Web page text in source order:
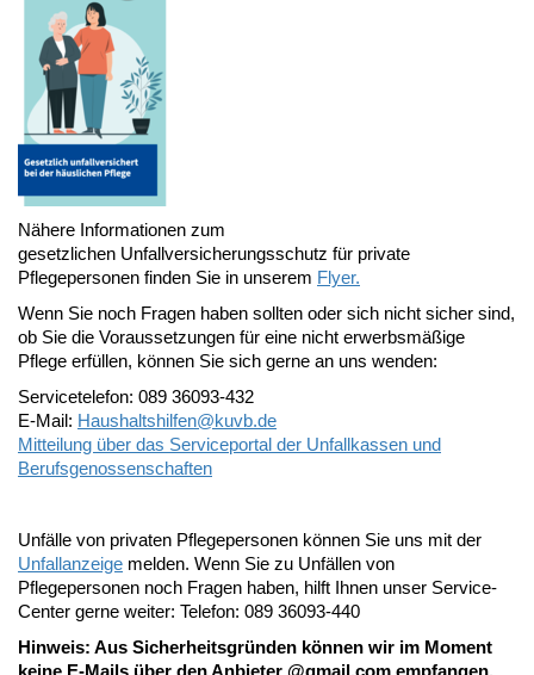
Nähere Informationen zum
gesetzlichen Unfallversicherungsschutz für private
Pflegepersonen finden Sie in unserem Flyer.
Wenn Sie noch Fragen haben sollten oder sich nicht sicher sind,
ob Sie die Voraussetzungen für eine nicht erwerbsmäßige
Pflege erfüllen, können Sie sich gerne an uns wenden:
Servicetelefon: 089 36093-432
E-Mail: Haushaltshilfen@kuvb.de
Mitteilung über das Serviceportal der Unfallkassen und
Berufsgenossenschaften
Unfälle von privaten Pflegepersonen können Sie uns mit der
Unfallanzeige melden. Wenn Sie zu Unfällen von
Pflegepersonen noch Fragen haben, hilft Ihnen unser Service-
Center gerne weiter: Telefon: 089 36093-440
Hinweis: Aus Sicherheitsgründen können wir im Moment
keine E-Mails über den Anbieter @gmail.com empfangen.